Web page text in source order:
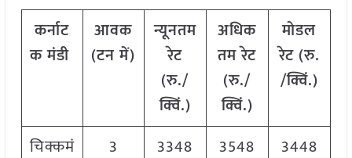
कर्नाट
क मंडी
आवक
(टन में)
न्यूनतम
रेट
(रु./
क्विं.)
अधिक
तम रेट
(रु./
क्विं.)
मोडल
रेट (रु.
/क्विं.)
चिक्कमं
3 3348 3548 3448